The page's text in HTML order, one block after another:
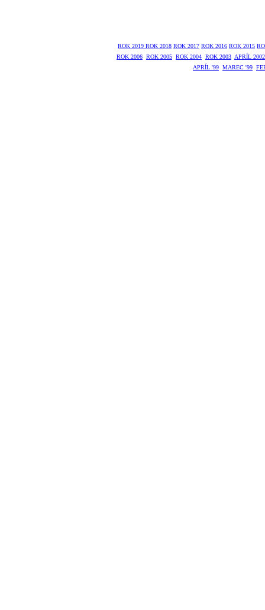
ROK 2019 ROK 2018 ROK 2017 ROK 2016 ROK 2015
ROK 2006 ROK 2005 ROK 2004 ROK 2003 APRÍL 2002
APRÍL '99 MAREC '99